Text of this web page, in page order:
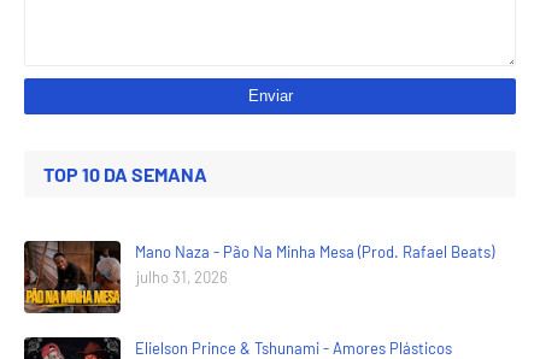
TOP 10 DA SEMANA
Mano Naza - Pão Na Minha Mesa (Prod. Rafael Beats)
julho 31, 2026
Elielson Prince & Tshunami - Amores Plásticos